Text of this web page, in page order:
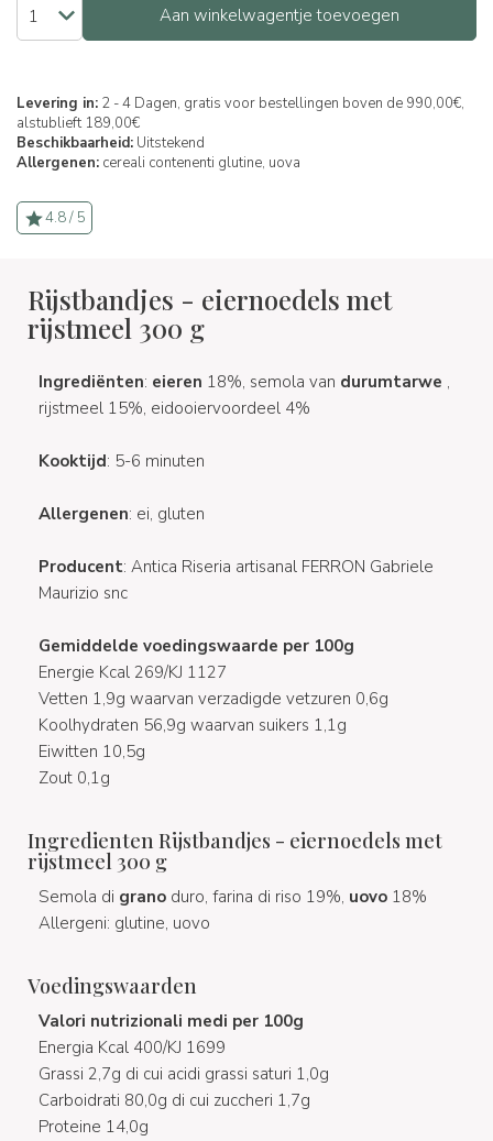
Aan winkelwagentje toevoegen
Levering in: 2 - 4 Dagen, gratis voor bestellingen boven de 990,00€,
alstublieft 189,00€
Beschikbaarheid: Uitstekend
Allergenen: cereali contenenti glutine, uova
4.8 / 5
Rijstbandjes - eiernoedels met
rijstmeel 300 g
Ingrediënten: eieren 18%, semola van durumtarwe ,
rijstmeel 15%, eidooiervoordeel 4%
Kooktijd: 5-6 minuten
Allergenen: ei, gluten
Producent: Antica Riseria artisanal FERRON Gabriele
Maurizio snc
Gemiddelde voedingswaarde per 100g
Energie Kcal 269/KJ 1127
Vetten 1,9g waarvan verzadigde vetzuren 0,6g
Koolhydraten 56,9g waarvan suikers 1,1g
Eiwitten 10,5g
Zout 0,1g
Ingredienten Rijstbandjes - eiernoedels met
rijstmeel 300 g
Semola di grano duro, farina di riso 19%, uovo 18%
Allergeni: glutine, uovo
Voedingswaarden
Valori nutrizionali medi per 100g
Energia Kcal 400/KJ 1699
Grassi 2,7g di cui acidi grassi saturi 1,0g
Carboidrati 80,0g di cui zuccheri 1,7g
Proteine 14,0g